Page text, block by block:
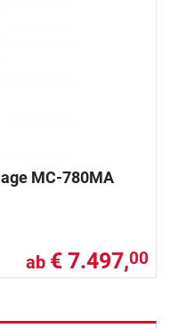
MC-780MA
ab € 7.497,00